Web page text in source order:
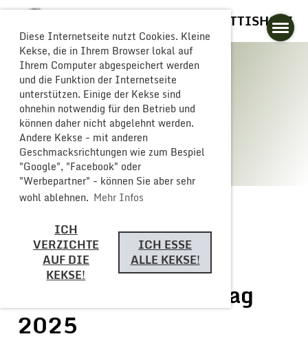
Diese Internetseite nutzt Cookies. Kleine
Kekse, die in Ihrem Browser lokal auf
Ihrem Computer abgespeichert werden
und die Funktion der Internetseite
unterstützen. Einige der Kekse sind
ohnehin notwendig für den Betrieb und
können daher nicht abgelehnt werden.
Andere Kekse - mit anderen
Geschmacksrichtungen wie zum Bespiel
"Google", "Facebook" oder
"Werbepartner" - können Sie aber sehr
wohl ablehnen. Mehr Infos
ICH
VERZICHTE
AUF DIE
KEKSE!
ICH ESSE
ALLE KEKSE!
GLOGGERESCHRÄNZER BUTTISHOLZ
Galerie
Zurück
Eurocarneval Samstag
2025